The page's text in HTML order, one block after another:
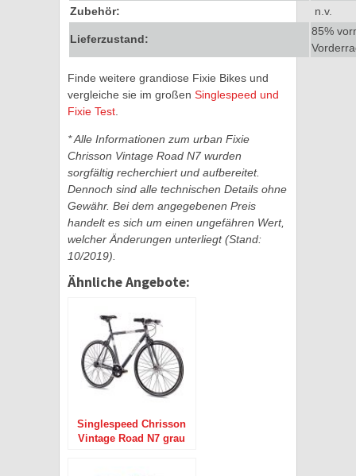
Zubehör:
n.v.
Lieferzustand:
85%
Finde weitere grandiose Fixie Bikes und
vergleiche sie im großen Singlespeed und
Fixie Test
* Alle Informationen zum urban Fixie
Chrisson Vintage Road N7 wurden
sorgfältig recherchiert und aufbereitet.
Dennoch sind alle technischen Details ohne
Gewähr. Bei dem angegebenen Preis
handelt es sich um einen ungefähren Wert,
welcher Änderungen unterliegt (Stand:
10/2019).
Ähnliche Angebote:
Singlespeed Chrisson
Vintage Road N7 grau